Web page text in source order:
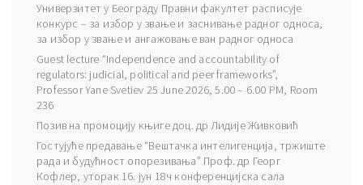
Универзитет у Београду Правни факултет расписује
конкурс – за избор у звање и заснивање радног односа,
за избор у звање и ангажовање ван радног односа
Guest lecture “Independence and accountability of
regulators: judicial, political and peer frameworks”,
Professor Yane Svetiev 25 June 2026, 5.00 – 6.00 PM, Room
236
Позив на промоцију књиге доц. др Лидије Живковић
Гостујуће предавање “Вештачка интелигенција, тржиште
рада и будућност опорезивања” Проф. др Георг
Кофлер, уторак 16. јун 18ч конференцијска сала